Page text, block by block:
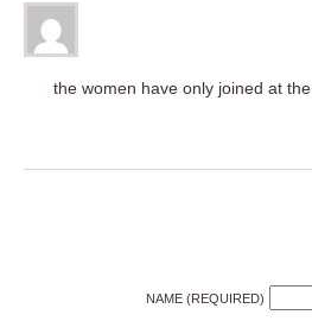
the women have only joined at
NAME (REQUIRED)